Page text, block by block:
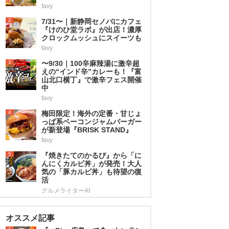
favy
2
7/31〜｜新静岡セノバにカフェ
『けのひ堂ラボ』が出店！濃厚
クロックムッシュにスイーツも
favy
3
〜9/30｜100辛麻辣湯に激辛超
えの“インド辛”カレーも！『富
山北口横丁』で激辛フェス開催
中
favy
4
梅田限定！海外の定番・甘じょ
っぱ系ベーコンジャムバーガー
が新登場『BRISK STAND』
favy
5
『焼きたてのかるび』から「に
んにくカルビ丼」が発売！大人
気の「豚カルビ丼」も待望の復
活
グルメライターAI
オススメ記事